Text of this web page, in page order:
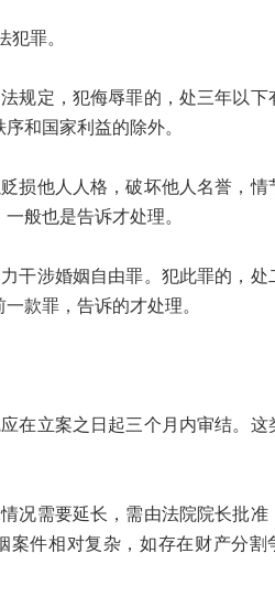
罪。
定，犯侮辱罪的，处三年以下
和国家利益的除外。
他人人格，破坏他人名誉，情
般也是告诉才处理。
涉婚姻自由罪。犯此罪的，处
款罪，告诉的才处理。
立案之日起三个月内审结。这
需要延长，需由法院院长批准
案件相对复杂，如存在财产分割